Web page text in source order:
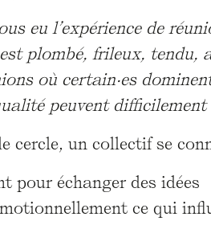
eu l’expérience de
plombé, frileux, tendu,
où certain·es
peuvent
cercle, un collectif se
pour échanger des idées
ce qui